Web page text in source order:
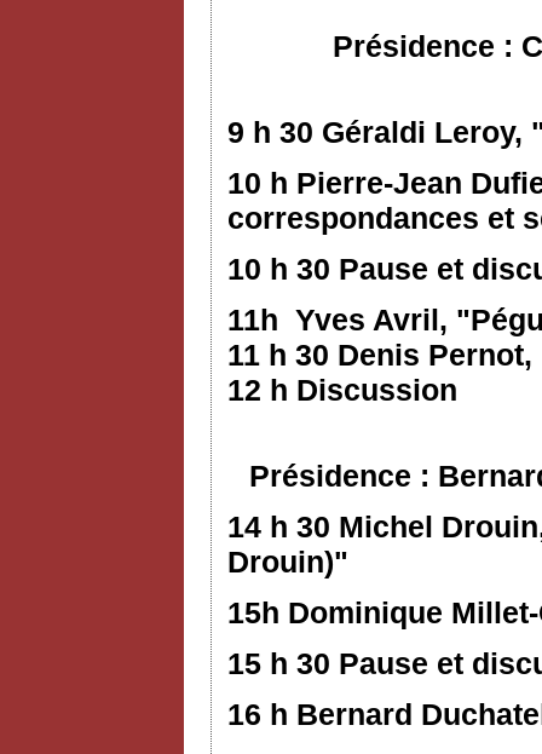
Présidence :
9 h 30 Géraldi Leroy,
10 h Pierre-Jean
correspondances et
10 h 30 Pause et
11h Yves Avril,
11 h 30 Denis
12 h Discussion
Présidence :
14 h 30 Michel
Drouin)"
15h Dominique
15 h 30 Pause et
16 h Bernard